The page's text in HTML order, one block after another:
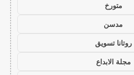
متورخ
مدسن
روتانا تسويق
مجلة الابداع